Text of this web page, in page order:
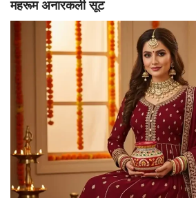
महरूम अनारकली सूट